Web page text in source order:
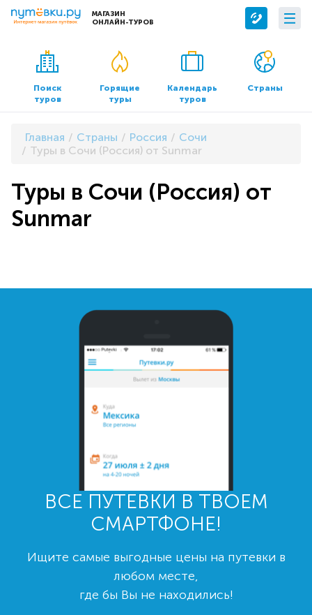
МАГАЗИН
ОНЛАЙН-ТУРОВ
Сервисы
Бронирование отелей
Трансфер
О компании
О нас
Контакты
Документы и реквизиты
Поиск
туров
Горящие
туры
Календарь
туров
Страны
Главная Страны Россия
Сочи
Туры в Сочи (Россия) от Sunmar
Туры в Сочи (Россия) от
Sunmar
ВСЕ ПУТЕВКИ В ТВОЕМ
СМАРТФОНЕ!
Ищите самые выгодные цены на путевки в
любом месте,
где бы Вы не находились!